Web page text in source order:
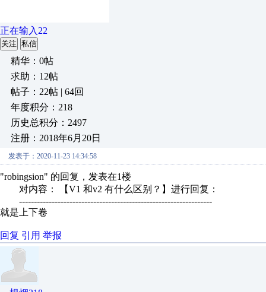
正在输入22
关注 私信
精华：0帖
求助：12帖
帖子：22帖 | 64回
年度积分：218
历史总积分：2497
注册：2018年6月20日
发表于：2020-11-23 14:34:58
"robingsion" 的回复，发表在1楼
对内容： 【V1 和v2 有什么区别？】进行回复：
-----------------------------------------------------------------
就是上下卷
回复 引用 举报